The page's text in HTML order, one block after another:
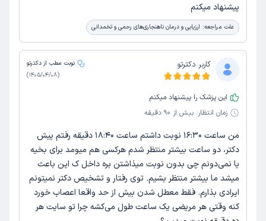
پیشنهاد میکنم
علت مراجعه: ارزیابی و درمان ناهنجاری‌های رحمی و تخمدانی
کاربر دکترتو
نوبت مطب از دکترتو
(
1405/04/08
)
این پزشک را پیشنهاد میکنم
زمان انتظار: بیش از 90 دقیقه
من ساعت ۱۶:۳۰ نوبت داشتم ساعت ۱۸:۴۰ دقیقه رفتم پیش
دکتر، دو ساعت بیشتر منتظر شدم هرکسی هم میومد برای بخیه
یا نمی‌دونم چی بدون نوبت میذاشتن بره داخل ک این باعث
میشد ما بیشتر منتظر بشیم. توی رفتار و تشخیص دکتر نمیتونم
ایرادی بذارم. فقط معطل شدن بیش از حد واقعا اعصاب خورد
کنه وقتی هر مریضی یک ساعت طول می‌کشه چرا تو سایت هر